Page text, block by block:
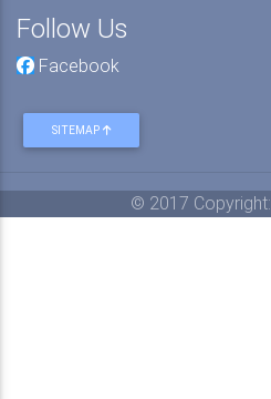
Follow Us
Facebook
SITEMAP
© 2017 Copyright: